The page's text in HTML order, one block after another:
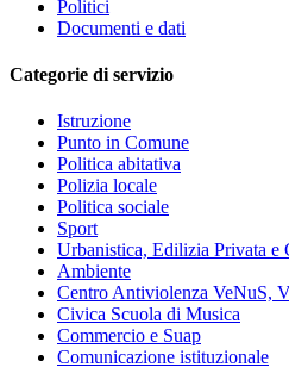
Politici
Documenti e dati
Categorie di servizio
Istruzione
Punto in Comune
Politica abitativa
Polizia locale
Politica sociale
Sport
Urbanistica, Edilizia Privata e
Ambiente
Centro Antiviolenza VeNuS,
Civica Scuola di Musica
Commercio e Suap
Comunicazione istituzionale